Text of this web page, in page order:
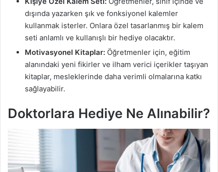
dışında yazarken şık ve fonksiyonel kalemler
kullanmak isterler. Onlara özel tasarlanmış bir kalem
seti anlamlı ve kullanışlı bir hediye olacaktır.
Motivasyonel Kitaplar: Öğretmenler için, eğitim
alanındaki yeni fikirler ve ilham verici içerikler taşıyan
kitaplar, mesleklerinde daha verimli olmalarına katkı
sağlayabilir.
Doktorlara Hediye Ne Alınabilir?